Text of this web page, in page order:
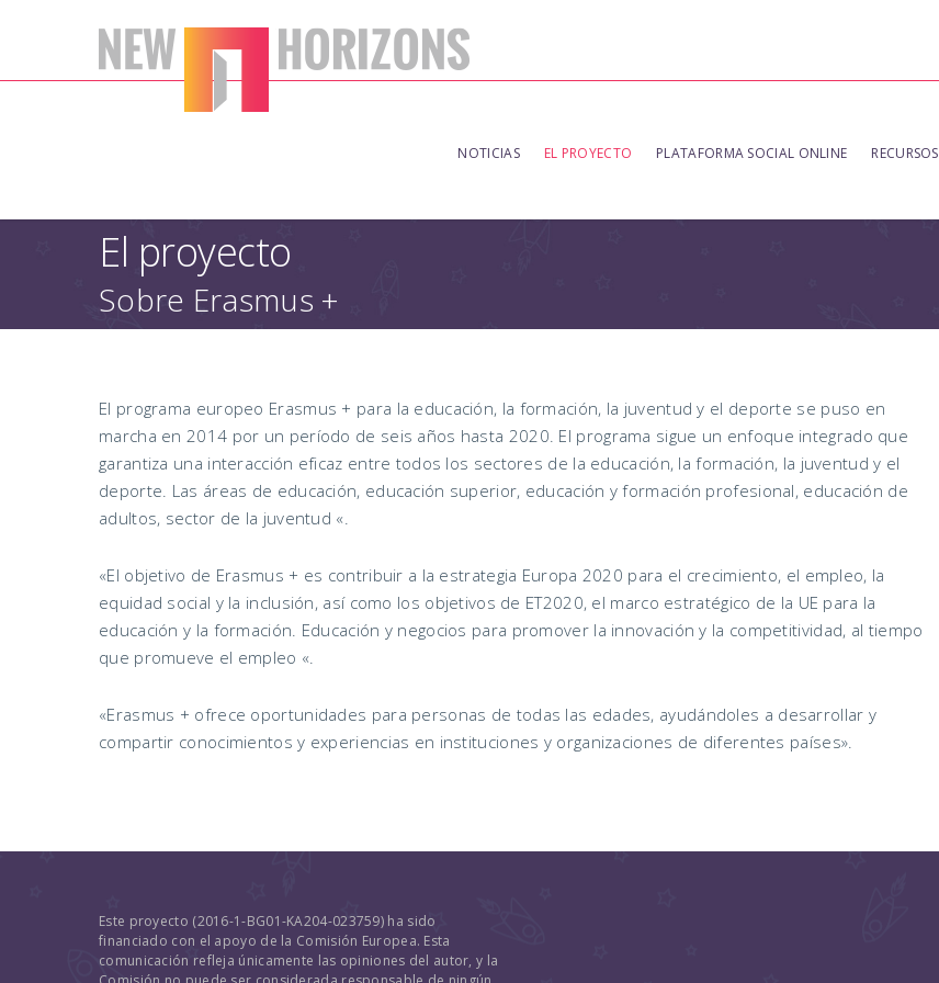
NOTICIAS EL PROYECTO PLATAFORMA SOCIAL ONLINE RECURSOS
El proyecto
Sobre Erasmus +
El programa europeo Erasmus + para la educación, la formación, la juventud y el deporte se puso en
marcha en 2014 por un período de seis años hasta 2020. El programa sigue un enfoque integrado que
garantiza una interacción eficaz entre todos los sectores de la educación, la formación, la juventud y el
deporte. Las áreas de educación, educación superior, educación y formación profesional, educación de
adultos, sector de la juventud «.
«El objetivo de Erasmus + es contribuir a la estrategia Europa 2020 para el crecimiento, el empleo, la
equidad social y la inclusión, así como los objetivos de ET2020, el marco estratégico de la UE para la
educación y la formación. Educación y negocios para promover la innovación y la competitividad, al tiempo
que promueve el empleo «.
«Erasmus + ofrece oportunidades para personas de todas las edades, ayudándoles a desarrollar y
compartir conocimientos y experiencias en instituciones y organizaciones de diferentes países».
Este proyecto (2016-1-BG01-KA204-023759) ha sido
financiado con el apoyo de la Comisión Europea. Esta
comunicación refleja únicamente las opiniones del autor, y la